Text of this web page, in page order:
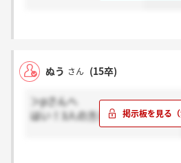
ぬう さん (15卒)
＞pさんへ
はい！3人の方と面接しました！